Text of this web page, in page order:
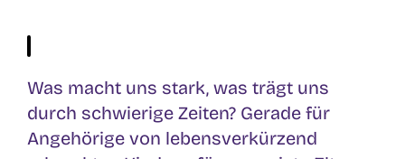
Was macht uns stark, was trägt uns
durch schwierige Zeiten? Gerade für
Angehörige von lebensverkürzend